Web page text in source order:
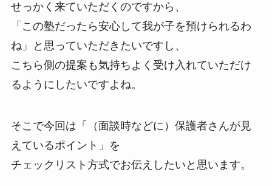
せっかく来ていただくのですから、
「この塾だったら安心して我が子を預けられるわ
ね」と思っていただきたいですし、
こちら側の提案も気持ちよく受け入れていただけ
るようにしたいですよね。
そこで今回は「（面談時などに）保護者さんが見
えているポイント」を
チェックリスト方式でお伝えしたいと思います。